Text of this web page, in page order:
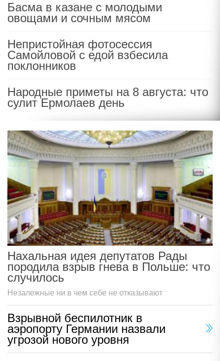
Басма в казане с молодыми
овощами и сочным мясом
Непристойная фотосессия
Самойловой с едой взбесила
поклонников
Народные приметы на 8 августа: что
сулит Ермолаев день
Нахальная идея депутатов Рады
породила взрыв гнева в Польше: что
случилось
Незалежные ни в чем себе не отказывают
Взрывной беспилотник в
аэропорту Германии назвали
угрозой нового уровня